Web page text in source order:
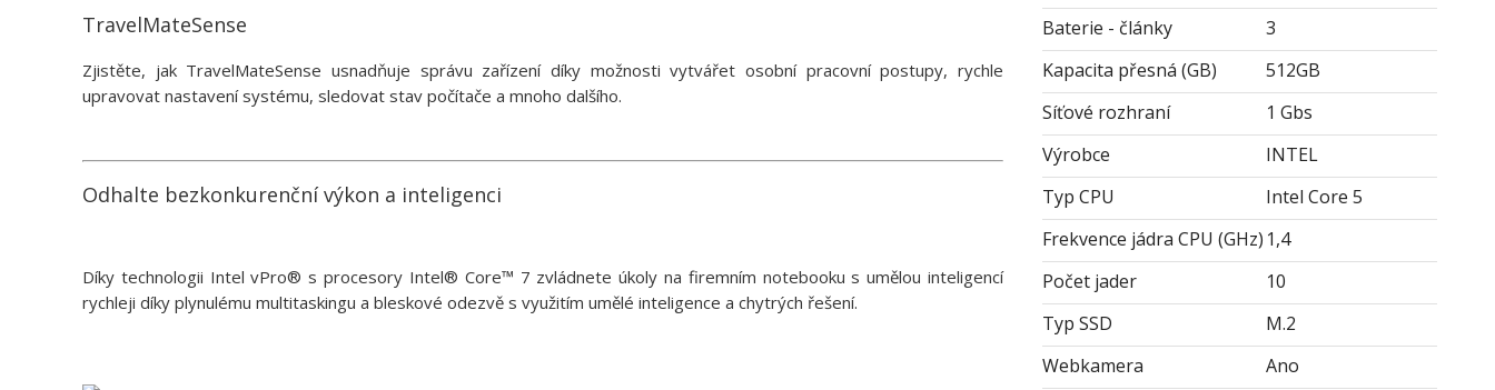
TravelMateSense
Zjistěte, jak TravelMateSense usnadňuje správu zařízení díky možnosti vytvářet osobní pracovní postupy, rychle
upravovat nastavení systému, sledovat stav počítače a mnoho dalšího.
Odhalte bezkonkurenční výkon a inteligenci
Díky technologii Intel vPro® s procesory Intel® Core™ 7 zvládnete úkoly na firemním notebooku s umělou inteligencí
rychleji díky plynulému multitaskingu a bleskové odezvě s využitím umělé inteligence a chytrých řešení.
Baterie - články
3
Kapacita přesná (GB)
512GB
Síťové rozhraní
1 Gbs
Výrobce
INTEL
Typ CPU
Intel Core 5
Frekvence jádra CPU (GHz) 1,4
Počet jader
10
Typ SSD
M.2
Webkamera
Ano